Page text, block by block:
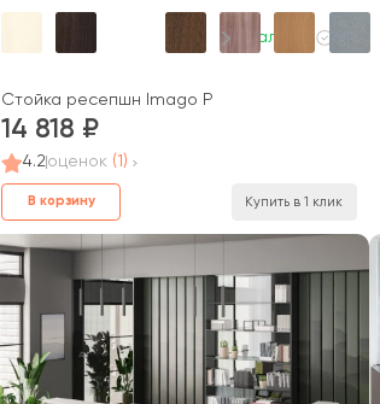
В наличии
Стойка ресепшн Imago Р
14 818
4.2оценок (1)
В корзину Купить в 1 клик